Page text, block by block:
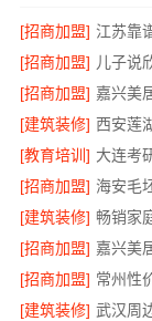
[招商加盟] 江苏靠
[招商加盟] 儿子说
[招商加盟] 嘉兴美
[建筑装修]
[教育培训] 大连考
[招商加盟]
[建筑装修]
[招商加盟] 嘉兴美
[招商加盟]
[建筑装修]